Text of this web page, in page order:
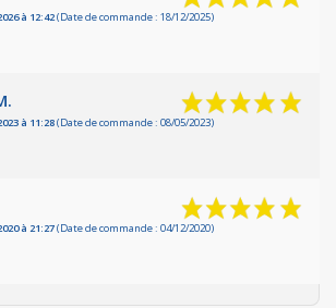
à 12:42(Date de commande : 18/12/2025)
à 11:28(Date de commande : 08/05/2023)
à 21:27(Date de commande : 04/12/2020)